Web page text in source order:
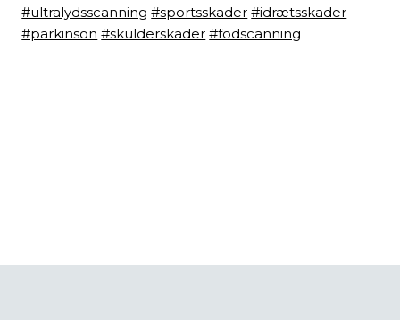
#ultralydsscanning #sportsskader #idrætsskader
#parkinson #skulderskader #fodscanning